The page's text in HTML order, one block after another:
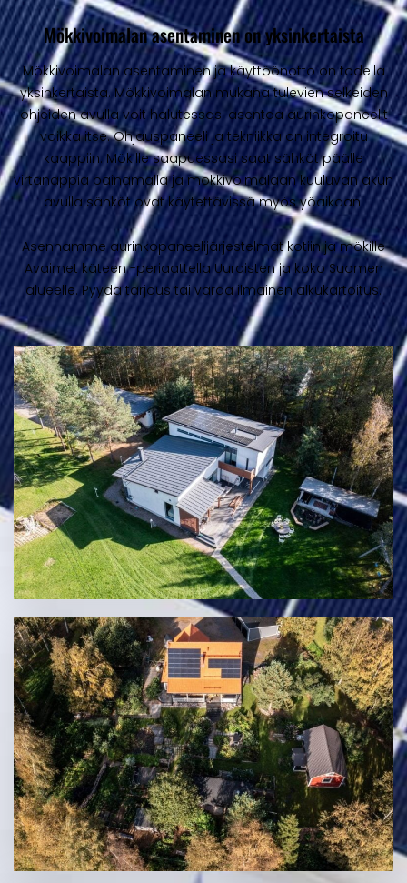
Mökkivoimalan asentaminen on yksinkertaista
Mökkivoimalan asentaminen ja käyttöönotto on todella
yksinkertaista. Mökkivoimalan mukana tulevien selkeiden
ohjeiden avulla voit halutessasi asentaa aurinkopaneelit
vaikka itse. Ohjauspaneeli ja tekniikka on integroitu
kaappiin. Mökille saapuessasi saat sähköt päälle
virtanappia painamalla ja mökkivoimalaan kuuluvan akun
avulla sähköt ovat käytettävissä myös yöaikaan.
Asennamme aurinkopaneelijärjestelmät kotiin ja mökille
Avaimet käteen -periaattella Uuraisten ja koko Suomen
alueelle.Pyydä tarjoustaivaraa ilmainen alkukartoitus.